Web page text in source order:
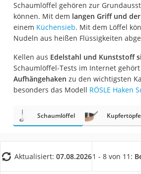
Schaumlöffel gehören zur
können. Mit dem langen Griff und
einem Küchensieb. Mit dem Löffel
Nudeln aus heißen Flüssigkeiten
Kellen aus Edelstahl und Kunststoff
Schaumlöffel-Tests im Internet
Aufhängehaken zu den wichtigsten
besonders das Modell RÖSLE Haken
Schaumlöffel Kupfertöpfe
Aktualisiert: 07.08.20261 - 8 von 11: